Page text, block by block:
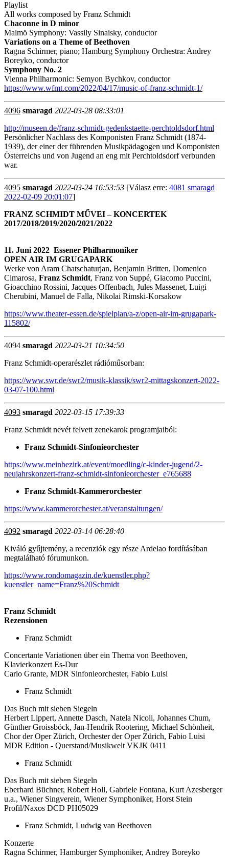
Playlist
All works composed by Franz Schmidt
Chaconne in D minor
Malmö Symphony: Vassily Sinaisky, conductor
Variations on a Theme of Beethoven
Ragna Schirmer, piano; Hamburg Symphony Orchestra: Andrey
Boreyko, conductor
Symphony No. 2
Vienna Philharmonic: Semyon Bychkov, conductor
https://www.wfmt.com/2022/04/17/music-of-franz-schmidt-1/
4096 smaragd 2022-03-28 08:33:01
http://museen.de/franz-schmidt-gedenkstaette-perchtoldsdorf.html
Persönlicher Nachlass des Komponisten Franz Schmidt (1874-
1939), der einer der führenden Musikpädagogen und Komponisten
Österreichs und von Jugend an eng mit Perchtoldsdorf verbunden
war.
4095 smaragd 2022-03-24 16:53:53 [Válasz erre: 4081 smaragd
2022-02-09 20:01:07]
FRANZ SCHMIDT MŰVEI – KONCERTEK
2017/2018/2019/2020/2021/2022
11. Juni 2022 Essener Philharmoniker
OPEN AIR IM GRUGAPARK
Werke von Aram Chatschaturjan, Benjamin Britten, Domenico
Cimarosa, Franz Schmidt, Franz von Suppé, Giacomo Puccini,
Gioacchino Rossini, Jacques Offenbach, Jules Massenet, Luigi
Cherubini, Manuel de Falla, Nikolai Rimski-Korsakow
https://www.theater-essen.de/spielplan/a-z/open-air-im-grugapark-
115802/
4094 smaragd 2022-03-21 10:34:50
Franz Schmidt-operarészlet rádióműsorban:
https://www.swr.de/swr2/musik-klassik/swr2-mittagskonzert-2022-
03-07-100.html
4093 smaragd 2022-03-15 17:39:33
Franz Schmidt nevét felvett zenekarok programjaiból:
Franz Schmidt-Sinfonieorchester
https://www.meinbezirk.at/event/moedling/c-kinder-jugend/2-
neujahrskonzert-franz-schmidt-sinfonieorchester_e765688
Franz Schmidt-Kammerorchester
https://www.kammerorchester.at/veranstaltungen/
4092 smaragd 2022-03-14 06:28:40
Kiváló gyűjtemény, a recenziók egy része Ardelao fordításában
megtalálható fórumunkon.
https://www.rondomagazin.de/kuenstler.php?
kuenstler_name=Franz%20Schmidt
Franz Schmidt
Rezensionen
Franz Schmidt
Concertante Variationen über ein Thema von Beethoven,
Klavierkonzert Es-Dur
Carlo Grante, MDR Sinfonieorchester, Fabio Luisi
Franz Schmidt
Das Buch mit sieben Siegeln
Herbert Lippert, Annette Dasch, Natela Nicoli, Johannes Chum,
Günther Groissböck, Jan-Hendrik Rootering, Michael Schönheit,
Chor der Oper Zürich, Orchester der Oper Zürich, Fabio Luisi
MDR Edition - Querstand/Musikwelt VKJK 0411
Franz Schmidt
Das Buch mit sieben Siegeln
Eberhard Büchner, Robert Holl, Gabriele Fontana, Kurt Azesberger
u.a., Wiener Singverein, Wiener Symphoniker, Horst Stein
Profil/Naxos DCD PH05029
Franz Schmidt, Ludwig van Beethoven
Konzerte
Ragna Schirmer, Hamburger Symphoniker, Andrey Boreyko